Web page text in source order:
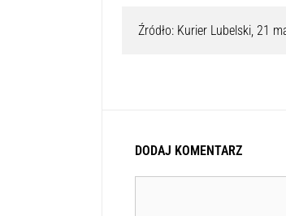
Źródło: Kurier Lubelski, 21
DODAJ KOMENTARZ